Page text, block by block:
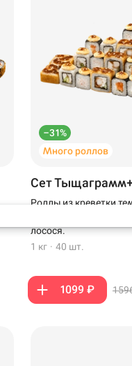
–31%
Много роллов
Сет
Роллы из креветки
лосося.
1 кг · 40 шт.
1099 ₽
Синёва, 11 · Крымск